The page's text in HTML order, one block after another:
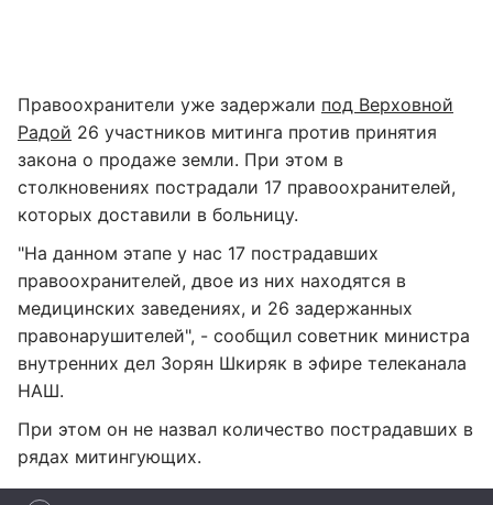
Правоохранители уже задержали под Верховной
Радой 26 участников митинга против принятия
закона о продаже земли. При этом в
столкновениях пострадали 17 правоохранителей,
которых доставили в больницу.
"На данном этапе у нас 17 пострадавших
правоохранителей, двое из них находятся в
медицинских заведениях, и 26 задержанных
правонарушителей", - сообщил советник министра
внутренних дел Зорян Шкиряк в эфире телеканала
НАШ.
При этом он не назвал количество пострадавших в
рядах митингующих.